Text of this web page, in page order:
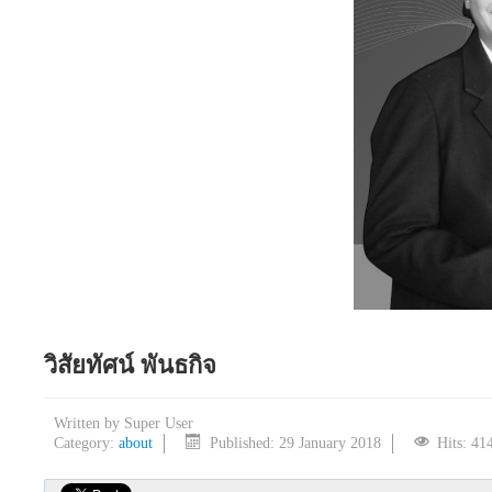
วิสัยทัศน์ พันธกิจ
Written by Super User
Category: about Published: 29 January 2018 Hits: